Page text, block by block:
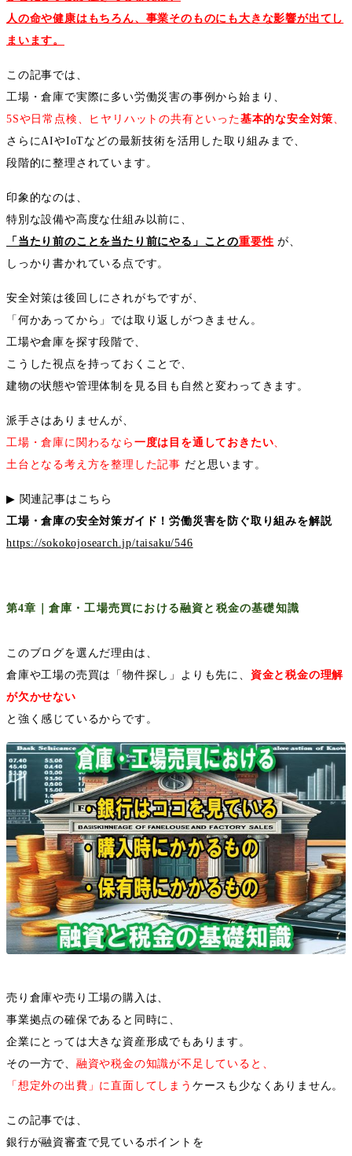
人の命や健康はもちろん、事業そのものにも大きな影響が出てし
まいます。
この記事では、
工場・倉庫で実際に多い労働災害の事例から始まり、
5Sや日常点検、ヒヤリハットの共有といった基本的な安全対策
さらに AIやIoTなどの最新技術を活用した取り組みまで、
段階的に整理されています。
印象的なのは、
特別な設備や高度な仕組み以前に、
「当たり前のことを当たり前にやる」ことの重要性 が、
しっかり書かれている点です。
安全対策は後回しにされがちですが、
「何かあってから」では取り返しがつきません。
工場や倉庫を探す段階で、
こうした視点を持っておくことで、
建物の状態や管理体制を見る目も自然と変わってきます。
派手さはありませんが、
工場・倉庫に関わるなら 一度は目を通しておきたい
土台となる考え方を整理した記事 だと思います。
▶︎ 関連記事はこちら
工場・倉庫の安全対策ガイド！労働災害を防ぐ取り組みを解説
https://sokokojosearch.jp/taisaku/546
第4章｜倉庫・工場売買における融資と税金の基礎知識
このブログを選んだ理由は、
倉庫や工場の売買は「物件探し」よりも先に、 資金と税金の理解
が欠かせない
と強く感じているからです。
売り倉庫や売り工場の購入は、
事業拠点の確保であると同時に、
企業にとっては大きな資産形成でもあります。
その一方で、 融資や税金の知識が不足していると、
「想定外の出費」に直面してしまう ケースも少なくありません。
この記事では、
銀行が融資審査で見ているポイントを